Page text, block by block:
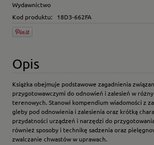
Wydawnictwo
Kod produktu:
18D3-662FA
Opis
Książka obejmuje podstawowe zagadnienia
przygotowawczymi do odnowień i zalesień w
terenowych. Stanowi kompendium wiadomości z
gleby pod odnowienia i zalesienia oraz krótką
przydatności urządzeń i narzędzi do
również sposoby i technikę sadzenia oraz
zwalczanie chwastów w uprawach.